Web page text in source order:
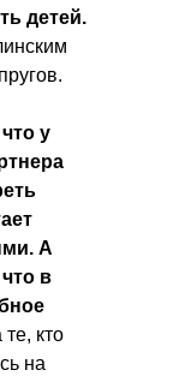
детей.
у
А
в
те, кто
на